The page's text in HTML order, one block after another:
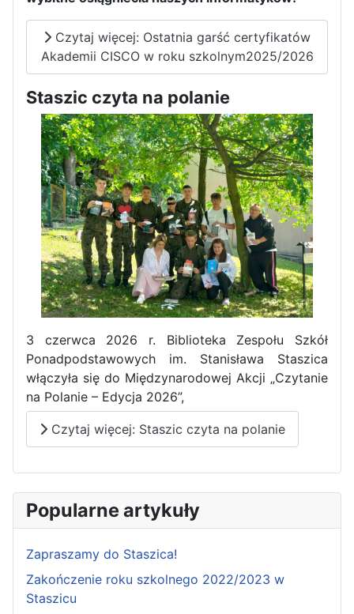
Pierwszy tydzień praktyk
zawodowych naszych uczniów
w Portugalii za nami!
Czytaj więcej: Ostatnia garść certyfikatów
Akademii CISCO w roku szkolnym2025/2026
Staszic czyta na polanie
3 czerwca 2026 r. Biblioteka Zespołu Szkół
Ponadpodstawowych im. Stanisława Staszica
włączyła się do Międzynarodowej Akcji „Czytanie
na Polanie – Edycja 2026”,
Czytaj więcej: Staszic czyta na polanie
Popularne artykuły
Zapraszamy do Staszica!
Zakończenie roku szkolnego 2022/2023 w
Staszicu